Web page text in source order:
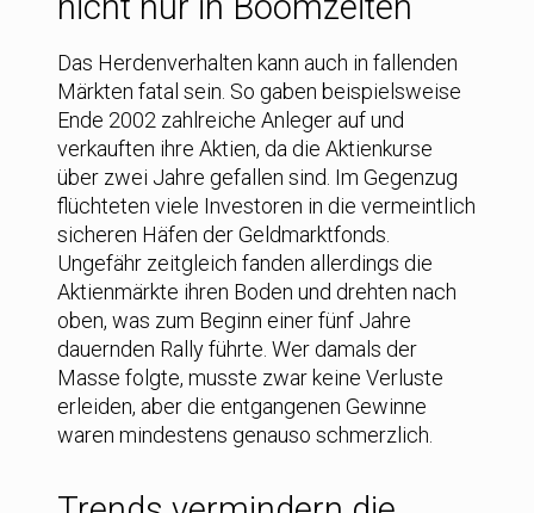
Das Herdenverhalten kann auch in fallenden
Märkten fatal sein. So gaben beispielsweise
Ende 2002 zahlreiche Anleger auf und
verkauften ihre Aktien, da die Aktienkurse
über zwei Jahre gefallen sind. Im Gegenzug
flüchteten viele Investoren in die vermeintlich
sicheren Häfen der Geldmarktfonds.
Ungefähr zeitgleich fanden allerdings die
Aktienmärkte ihren Boden und drehten nach
oben, was zum Beginn einer fünf Jahre
dauernden Rally führte. Wer damals der
Masse folgte, musste zwar keine Verluste
erleiden, aber die entgangenen Gewinne
waren mindestens genauso schmerzlich.